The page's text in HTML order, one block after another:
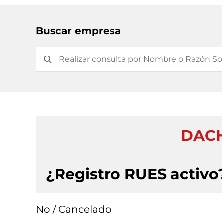
Buscar empresa
¿Registro RUES
No / Cancelado